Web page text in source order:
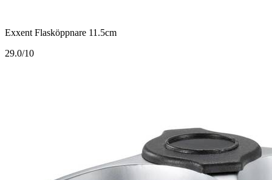
Exxent Flasköppnare 11.5cm
29.0/10